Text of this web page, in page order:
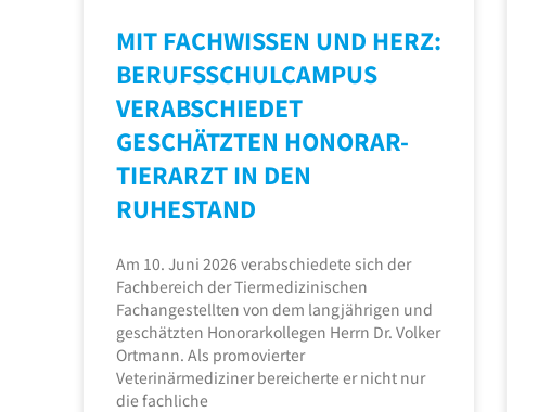
MIT FACHWISSEN UND HERZ:
BERUFSSCHULCAMPUS
VERABSCHIEDET
GESCHÄTZTEN HONORAR-
TIERARZT IN DEN
RUHESTAND
Am 10. Juni 2026 verabschiedete sich der
Fachbereich der Tiermedizinischen
Fachangestellten von dem langjährigen und
geschätzten Honorarkollegen Herrn Dr. Volker
Ortmann. Als promovierter
Veterinärmediziner bereicherte er nicht nur
die fachliche